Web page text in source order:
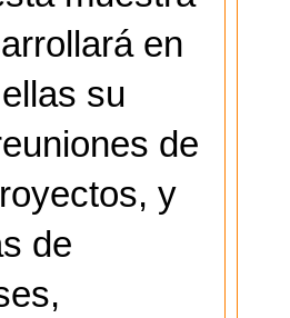
en
su
de
y
de